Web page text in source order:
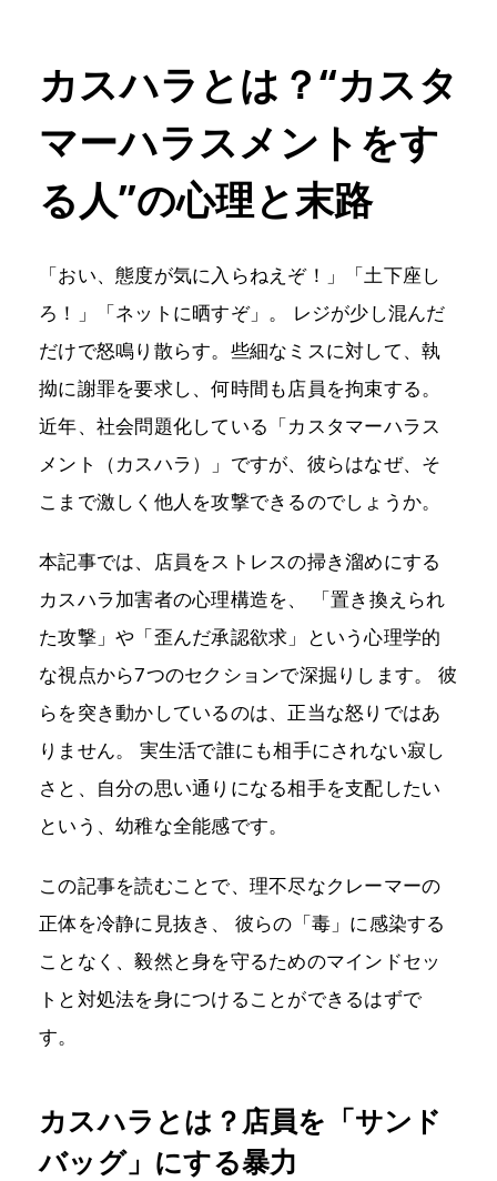
カスハラとは？“カスタ
マーハラスメントをす
る人”の心理と末路
「おい、態度が気に入らねえぞ！」「土下座し
ろ！」「ネットに晒すぞ」。 レジが少し混んだ
だけで怒鳴り散らす。些細なミスに対して、執
拗に謝罪を要求し、何時間も店員を拘束する。
近年、社会問題化している「カスタマーハラス
メント（カスハラ）」ですが、彼らはなぜ、そ
こまで激しく他人を攻撃できるのでしょうか。
本記事では、店員をストレスの掃き溜めにする
カスハラ加害者の心理構造を、 「置き換えられ
た攻撃」や「歪んだ承認欲求」という心理学的
な視点から7つのセクションで深掘りします。 彼
らを突き動かしているのは、正当な怒りではあ
りません。 実生活で誰にも相手にされない寂し
さと、自分の思い通りになる相手を支配したい
という、幼稚な全能感です。
この記事を読むことで、理不尽なクレーマーの
正体を冷静に見抜き、 彼らの「毒」に感染する
ことなく、毅然と身を守るためのマインドセッ
トと対処法を身につけることができるはずで
す。
カスハラとは？店員を「サンド
バッグ」にする暴力